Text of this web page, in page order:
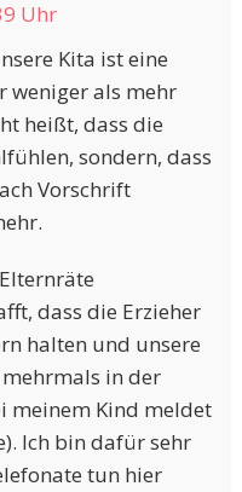
Uhr
Kita ist eine
weniger als mehr
heißt, dass die
sondern, dass
Vorschrift
dass die Erzieher
halten und unsere
in der
meinem Kind meldet
Ich bin dafür sehr
tun hier